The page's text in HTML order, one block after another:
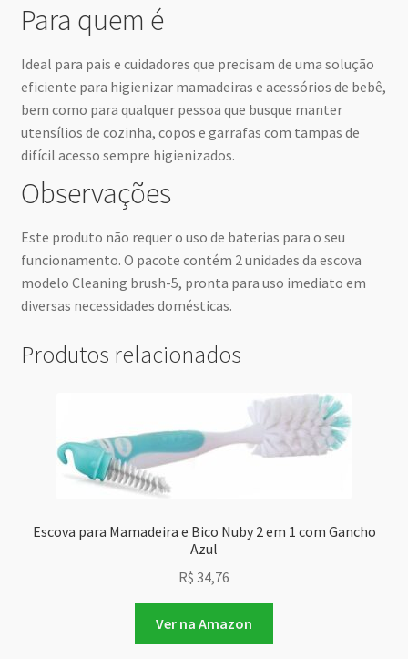
Para quem é
Ideal para pais e cuidadores que precisam de uma solução
eficiente para higienizar mamadeiras e acessórios de bebê,
bem como para qualquer pessoa que busque manter
utensílios de cozinha, copos e garrafas com tampas de
difícil acesso sempre higienizados.
Observações
Este produto não requer o uso de baterias para o seu
funcionamento. O pacote contém 2 unidades da escova
modelo Cleaning brush-5, pronta para uso imediato em
diversas necessidades domésticas.
Produtos relacionados
Escova para Mamadeira e Bico Nuby 2 em 1 com Gancho
Azul
R$ 34,76
Ver na Amazon